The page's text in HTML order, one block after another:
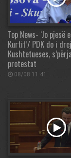
Top News- ‘Jo pjesë
Kurtit’/ PDK do i
Kushtetueses,
protestat
08/08 11:41